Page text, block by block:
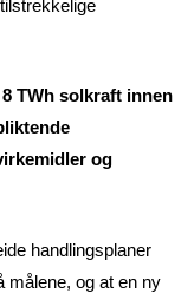
TWh solkraft innen
og
handlingsplaner
målene, og at en ny